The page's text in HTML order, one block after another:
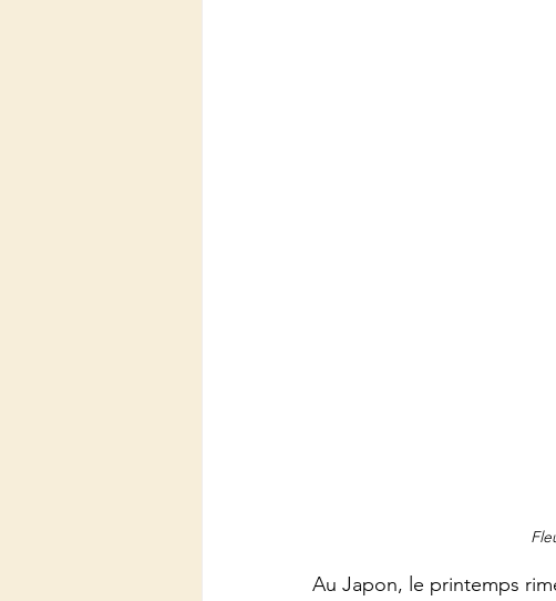
Au Japon, le printemps